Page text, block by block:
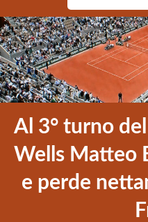
per:
Al 3° turno
Wells Matteo
e perde